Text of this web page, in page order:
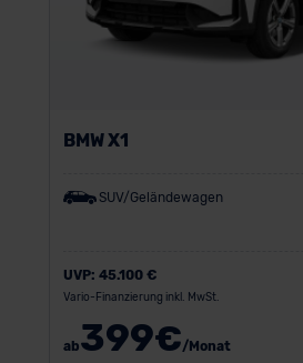
BMW X1
SUV/Geländewagen
UVP: 45.100 €
Vario-Finanzierung inkl. MwSt.
ab399€/Monat